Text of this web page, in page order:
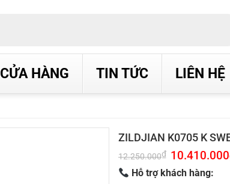
CỬA HÀNG TIN TỨC LIÊN HỆ
ZILDJIAN K0705 K
12.250.000₫ Giá
gốc
là:
12.250.000₫.
10.410.000
Hỗ trợ khách hàng: